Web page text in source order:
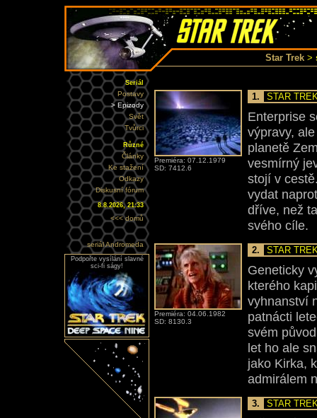
Star Trek >
Seriál
Postavy
> Epizody
Svět
Tvůrci
Různé
Články
Ke stažení
Odkazy
Diskusní fórum
8.8.2026, 21:33
<<< domů
seriál Andromeda
Podpořte vysílání slavné
sci-fi ságy!
Premiéra: 07.12.1979
SD: 7412.6
1. STAR
Enterprise
výpravy,
planetě
vesmírný
stojí v
vydat
dříve, než
svého cíle.
Premiéra: 04.06.1982
SD: 8130.3
2. STAR
Geneticky
kterého
vyhnanství
patnácti
svém
let ho ale
jako Kirka,
admirálem
3. STAR